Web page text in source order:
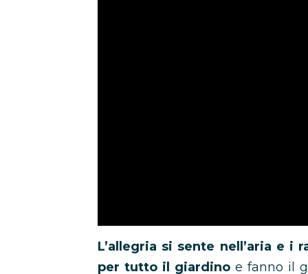
L’allegria si sente nell’aria e i
per tutto il giardino e fanno il